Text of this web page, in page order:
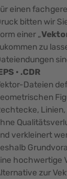
einen
bitten wir
einer „
zu
• .CDR
Dateien
verkleinert
hochwertige
zur